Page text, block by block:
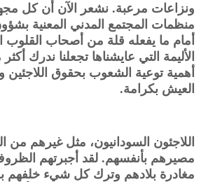
ونزاعات مرعبة. نشعر الآن أن كل
منظمات المجتمع المدني المعنية
أمام ما يفعله قلة من أصحاب القلوب
الأليمة التي عايشناها تجعلنا ندرك
أهمية توعية الشعوب بحقوق
العيش بكرامة.
اللاجئون السودانيون، مثل غيرهم من
مصيرهم بأنفسهم. لقد أجبرتهم
مغادرة بلادهم وترك كل شيء خلفهم